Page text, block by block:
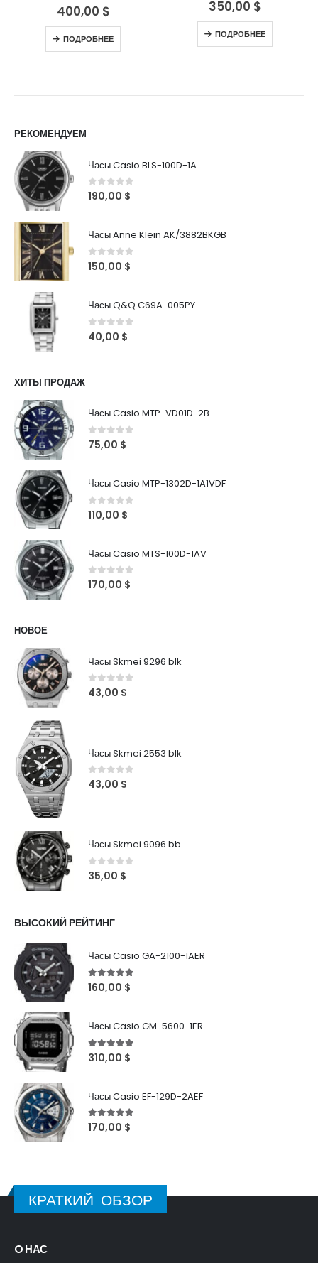
0out of 5
400,00 $
ПОДРОБНЕЕ
0out of 5
350,00 $
ПОДРОБНЕЕ
РЕКОМЕНДУЕМ
Часы Casio BLS-100D-1A
0out of 5
190,00 $
Часы Anne Klein AK/3882BKGB
0out of 5
150,00 $
Часы Q&Q C69A-005PY
0 out of 5
40,00 $
ХИТЫ ПРОДАЖ
Часы Casio MTP-VD01D-2B
0out of 5
75,00 $
Часы Casio MTP-1302D-1A1VDF
0out of 5
110,00 $
Часы Casio MTS-100D-1AV
0out of 5
170,00 $
НОВОЕ
Часы Skmei 9296 blk
0 out of 5
43,00 $
Часы Skmei 2553 blk
0 out of 5
43,00 $
Часы Skmei 9096 bb
0out of 5
35,00 $
ВЫСОКИЙ РЕЙТИНГ
Часы Casio GA-2100-1AER
5out of 5
160,00 $
Часы Casio GM-5600-1ER
5out of 5
310,00 $
Часы Casio EF-129D-2AEF
5out of 5
170,00 $
КРАТКИЙ ОБЗОР
O НАС